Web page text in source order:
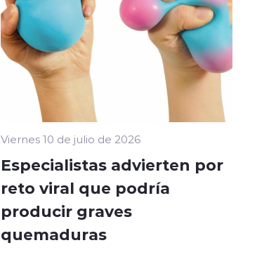
Viernes 10 de julio de 2026
Especialistas advierten por
reto viral que podría
producir graves
quemaduras